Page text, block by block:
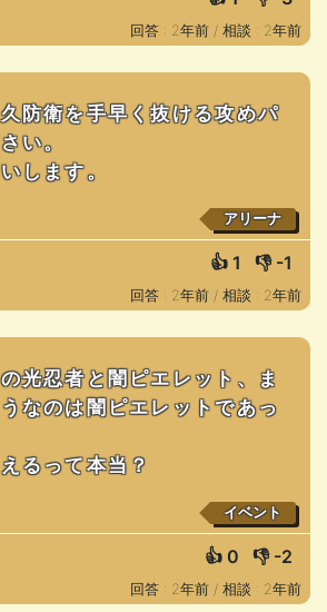
回答 : 2年前 / 相談 : 2年前
防衛を手早く抜ける攻めパ
い。
します。
アリーナ
👍 1 👎 -1
回答 : 2年前 / 相談 : 2年前
光忍者と闇ピエレット、ま
なのは闇ピエレットであっ
るって本当？
イベント
👍 0 👎 -2
回答 : 2年前 / 相談 : 2年前